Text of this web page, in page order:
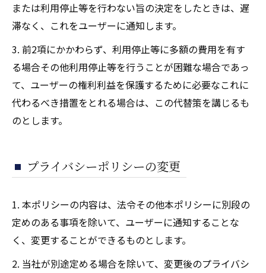
または利用停止等を行わない旨の決定をしたときは、遅
滞なく、これをユーザーに通知します。
3. 前2項にかかわらず、利用停止等に多額の費用を有す
る場合その他利用停止等を行うことが困難な場合であっ
て、ユーザーの権利利益を保護するために必要なこれに
代わるべき措置をとれる場合は、この代替策を講じるも
のとします。
プライバシーポリシーの変更
1. 本ポリシーの内容は、法令その他本ポリシーに別段の
定めのある事項を除いて、ユーザーに通知することな
く、変更することができるものとします。
2. 当社が別途定める場合を除いて、変更後のプライバシ